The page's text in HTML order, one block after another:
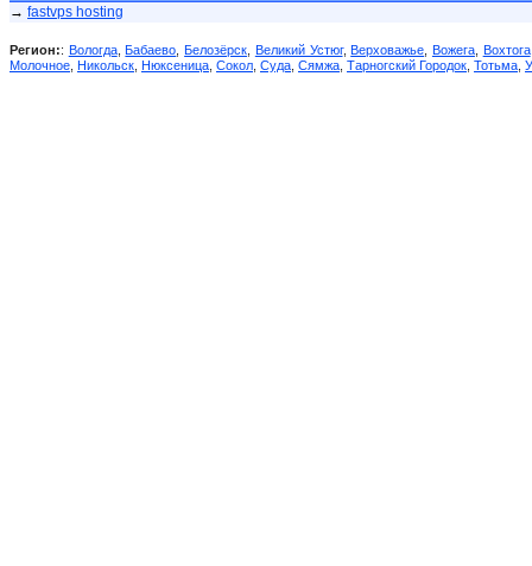
→ fastvps hosting
Регион:: Вологда,Бабаево ,Белозёрск Великий Устюг,Верховажье Вожега, Вохтога
Молочное Никольск Нюксеница Сокол Суда Сямжа Тарногский Городок Тотьма